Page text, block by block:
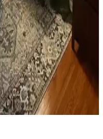
rahatlatıcı etkisi, kişisel
plandadır. Tavan boyama
Doğru
renk uyumu, aydınlatma
ve estetiği artırılır.
bir hale gelir.